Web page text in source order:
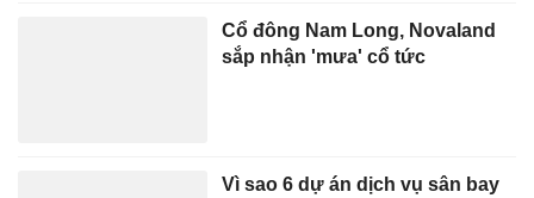
Cổ đông Nam Long, Novaland
sắp nhận 'mưa' cổ tức
Vì sao 6 dự án dịch vụ sân bay